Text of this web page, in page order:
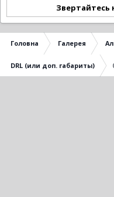
Звертайтесь
Головна Галерея
DRL (или доп. габариты)